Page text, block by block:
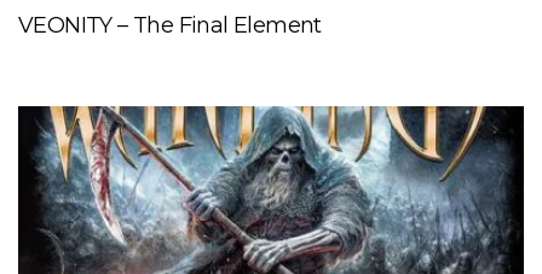
VEONITY – The Final Element